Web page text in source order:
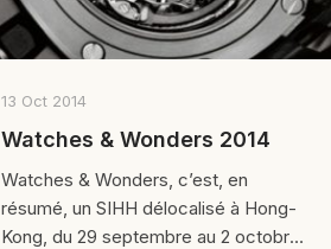
13 Oct 2014
Watches & Wonders 2014
Watches & Wonders, c’est, en
résumé, un SIHH délocalisé à Hong-
Kong, du 29 septembre au 2 octobre